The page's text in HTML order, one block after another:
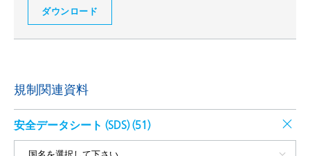
ダウンロード
規制関連資料
安全データシート (SDS) (51)